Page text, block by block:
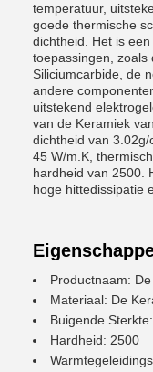
temperatuur,
goede thermische
dichtheid. Het is
toepassingen, zoals
Siliciumcarbide, de
andere
uitstekend
van de Keramiek
dichtheid van
45 W/m.K,
hardheid van 2500.
hoge hittedissipatie
Productnaam:
Materiaal: De
Buigende
Hardheid: 2500